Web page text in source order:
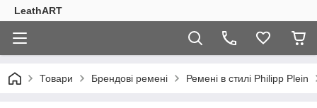
LeathART
Товари Брендові ремені Ремені в стилі Philipp Plein